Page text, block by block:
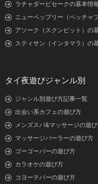
ラチャダーピセークの基本情
ニューペッブリー（ペッチャ
アソーク（スクンビット）の
スティサン（インタマラ）の
タイ夜遊びジャンル別
ジャンル別遊び方記事一覧
出会い系カフェの遊び方
メンズスパ&マッサージの遊
マッサージパーラーの遊び方
ゴーゴーバーの遊び方
カラオケの遊び方
コヨーテバーの遊び方